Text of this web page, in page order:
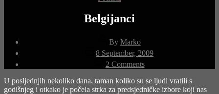
Belgijanci
Post
author
By Marko
Post
date
8 September, 2009
2 Commentson
Belgijanci
U posljednjih nekoliko dana, taman koliko su se ljudi vratili s
godišnjeg i otkako je počela strka za predsjedničke izbore koji nas